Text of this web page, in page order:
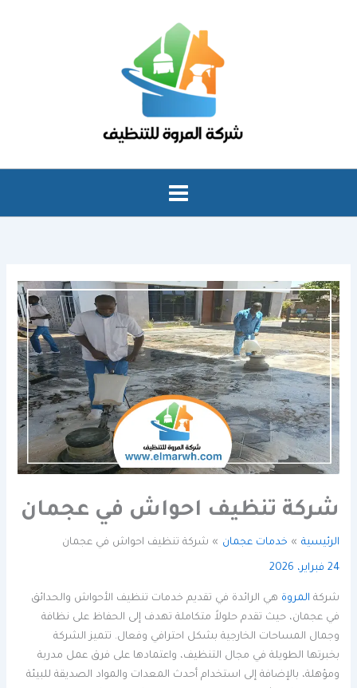
شركة تنظيف احواش في عجمان
الرئيسية خدمات عجمان شركة تنظيف احواش في عجمان
24 فبراير، 2026
شركة المروة هي الرائدة في تقديم خدمات تنظيف الأحواش والحدائق
في عجمان، حيث تقدم حلولاً متكاملة تهدف إلى الحفاظ على نظافة
وجمال المساحات الخارجية بشكل احترافي وفعال. تتميز الشركة
بخبرتها الطويلة في مجال التنظيف، واعتمادها على فرق عمل مدربة
ومؤهلة، بالإضافة إلى استخدام أحدث المعدات والمواد الصديقة للبيئة